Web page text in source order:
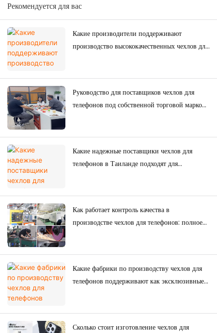
Рекомендуется для вас
Какие производители поддерживают
производство высококачественных чехлов для
Руководство для поставщиков чехлов для
телефонов под собственной торговой маркой:
Какие надежные поставщики чехлов для
телефонов в Таиланде подходят для
Как работает контроль качества в
производстве чехлов для телефонов: полное
Какие фабрики по производству чехлов для
телефонов поддерживают как эксклюзивные
Сколько стоит изготовление чехлов для